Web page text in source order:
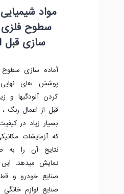
مواد
سطوح فلزی
سازی قبل
آماده سازی سطوح
پوشش های
کردن آلودگیها و
قبل از اعمال رنگ
بسیار زیاد در
که آزمایشات
نتایج آن را به
نمایش میدهد. این
صنایع خودرو و
صنایع لوازم